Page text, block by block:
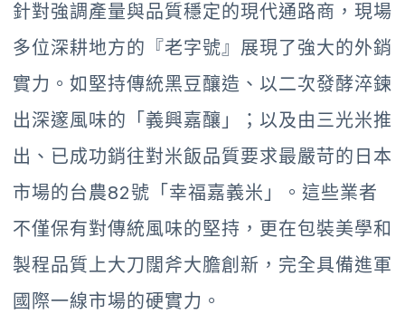
針對強調產量與品質穩定的現代通路商，現場
多位深耕地方的『老字號』展現了強大的外銷
實力。如堅持傳統黑豆釀造、以二次發酵淬鍊
出深邃風味的「義興嘉釀」；以及由三光米推
出、已成功銷往對米飯品質要求最嚴苛的日本
市場的台農82號「幸福嘉義米」。這些業者
不僅保有對傳統風味的堅持，更在包裝美學和
製程品質上大刀闊斧大膽創新，完全具備進軍
國際一線市場的硬實力。